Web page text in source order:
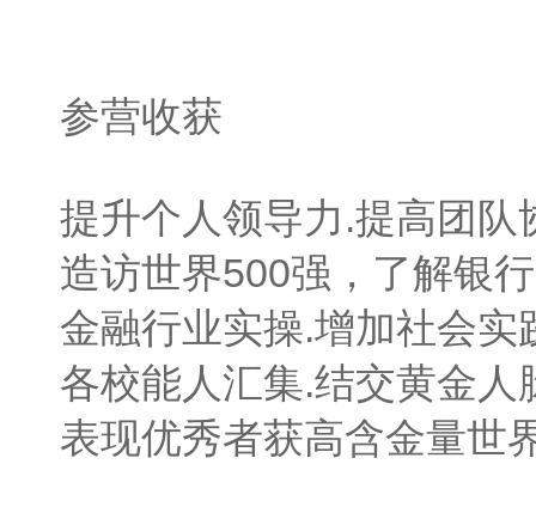
参营收获
提升个人领导力.提高团队
造访世界500强，了解银
金融行业实操.增加社会实
各校能人汇集.结交黄金人
表现优秀者获高含金量世